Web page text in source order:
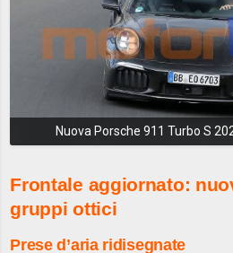
Nuova Porsche 911 Turbo S
Frontale aggiornato:
gruppi ottici
Prese d’aria ridisegnate